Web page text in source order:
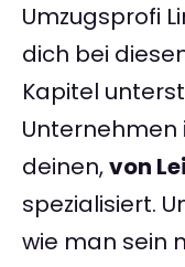
Umzugsprofi
dich bei
Kapitel
Unternehmen
deinen,von
spezialisiert.
wie man sein